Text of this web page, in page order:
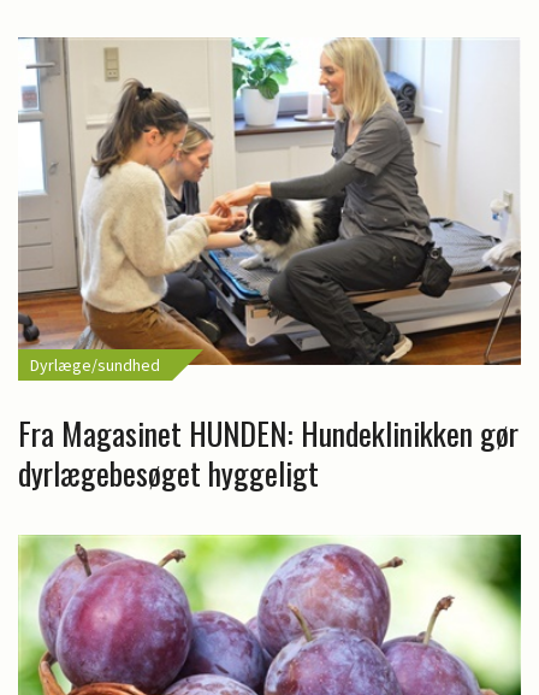
Dyrlæge/sundhed
Fra Magasinet HUNDEN: Hundeklinikken gør
dyrlægebesøget hyggeligt